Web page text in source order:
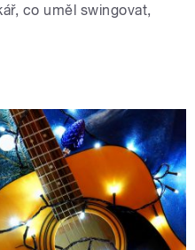
co uměl swingovat,